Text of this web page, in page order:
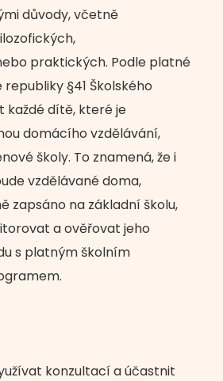
důvody, včetně
praktických. Podle platné
§41 Školského
každé dítě, které je
domácího vzdělávání,
školy. To znamená, že i
vzdělávané doma,
zapsáno na základní školu,
a ověřovat jeho
s platným školním
konzultací a účastnit